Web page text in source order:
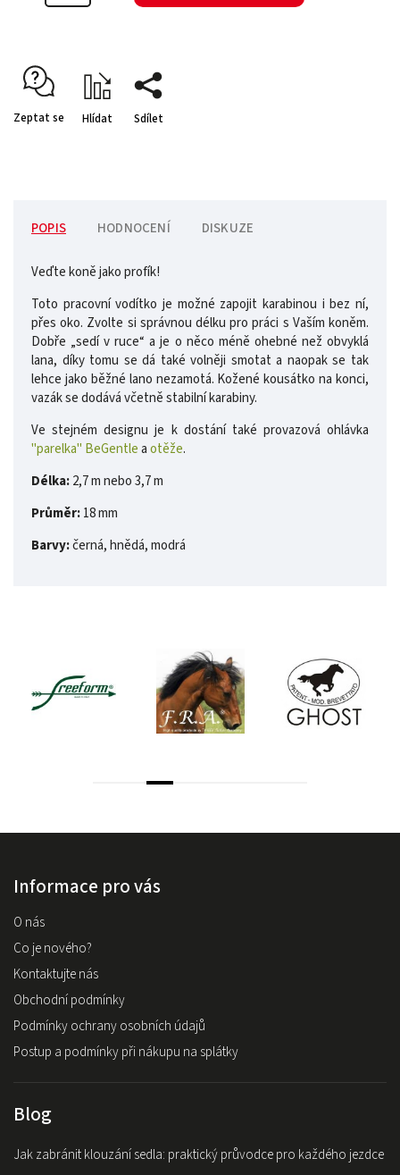
Zeptat se Hlídat Sdílet
POPIS HODNOCENÍ DISKUZE
Veďte koně jako profík!
Toto pracovní vodítko je možné zapojit karabinou i bez ní,
přes oko. Zvolte si správnou délku pro práci s Vaším koněm.
Dobře „sedí v ruce“ a je o něco méně ohebné než obvyklá
lana, díky tomu se dá také volněji smotat a naopak se tak
lehce jako běžné lano nezamotá. Kožené kousátko na konci,
vazák se dodává včetně stabilní karabiny.
Ve stejném designu je k dostání také provazová ohlávka
"parelka" BeGentleaotěže.
Délka:2,7 m nebo 3,7 m
Průměr:18 mm
Barvy:černá, hnědá, modrá
Informace pro vás
O nás
Co je nového?
Kontaktujte nás
Obchodní podmínky
Podmínky ochrany osobních údajů
Postup a podmínky při nákupu na splátky
Blog
Jak zabránit klouzání sedla: praktický průvodce pro každého jezdce